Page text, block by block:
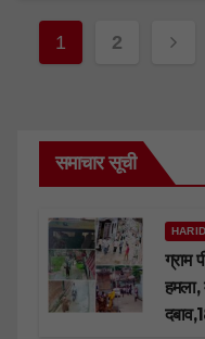
Posts
1 2
समाचार सूची
ग्राम